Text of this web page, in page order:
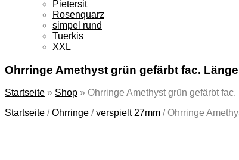
Pietersit
Rosenquarz
simpel rund
Tuerkis
XXL
Ohrringe Amethyst grün gefärbt fac. Länge:
Startseite » Shop » Ohrringe Amethyst grün gefärbt
Startseite /Ohrringe /verspielt 27mm /Ohrringe